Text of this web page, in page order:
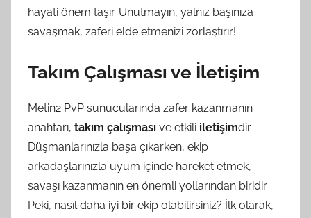
hayati önem taşır. Unutmayın, yalnız başınıza
savaşmak, zaferi elde etmenizi zorlaştırır!
Takım Çalışması ve İletişim
Metin2 PvP sunucularında zafer kazanmanın
anahtarı, takım çalışması ve etkili iletişimdir.
Düşmanlarınızla başa çıkarken, ekip
arkadaşlarınızla uyum içinde hareket etmek,
savaşı kazanmanın en önemli yollarından biridir.
Peki, nasıl daha iyi bir ekip olabilirsiniz? İlk olarak,